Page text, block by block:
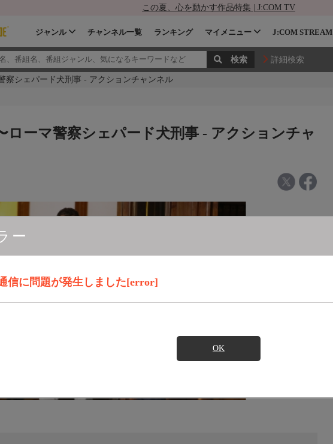
この夏、心を動かす作品特集 | J:COM TV
ジャンル チャンネル一覧 ランキング マイメニュー J:COM STREAM
詳細検索
察シェパード犬刑事 - アクションチャンネル
ー
信に問題が発生しました[error]
OK
ローマ警察シェパード犬刑事 - アクションチャ